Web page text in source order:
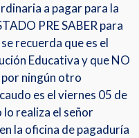
a pagar para la
PRE SABER para
recuerda que es el
Educativa y que NO
ningún otro
es el viernes 05 de
lo realiza el señor
la oficina de pagaduría